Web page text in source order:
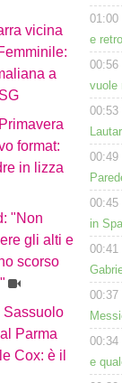
vicina
a
format:
in lizza
"Non
gli alti e
scorso
Sassuolo
Parma
Cox: è il
01:00
e
00:56
vuole
00:53
00:49
00:45
in
00:41
00:37
00:34
e